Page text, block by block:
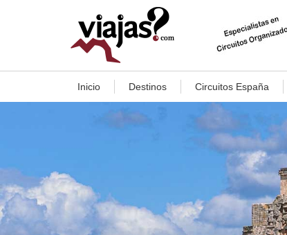
Inicio Destinos Circuitos España